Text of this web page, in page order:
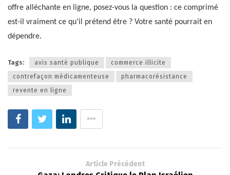
offre alléchante en ligne, posez-vous la question : ce comprimé
est-il vraiment ce qu’il prétend être ? Votre santé pourrait en
dépendre.
Tags: avis santé publique
commerce illicite
contrefaçon médicamenteuse
pharmacorésistance
revente en ligne
Article Précédent